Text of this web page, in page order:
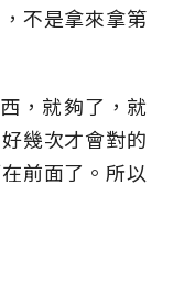
不是拿來拿第
，就夠了，就
幾次才會對的
前面了。所以